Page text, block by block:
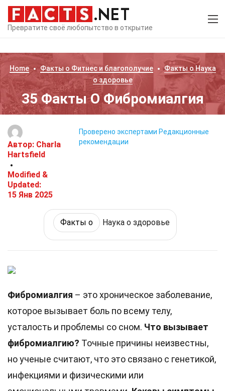
Превратите своё любопытство в открытие
Home Факты о Фитнес и благополучие Факты о Наука
о здоровье
35 Факты О Фибромиалгия
Автор: Charla
Hartsfield
Modified &
Updated:
15 Янв 2025
Проверено экспертами Редакционные
рекомендации
Факты о Наука о здоровье
Фибромиалгия – это хроническое заболевание,
которое вызывает боль по всему телу,
усталость и проблемы со сном. Что вызывает
фибромиалгию? Точные причины неизвестны,
но ученые считают, что это связано с генетикой,
инфекциями и физическими или